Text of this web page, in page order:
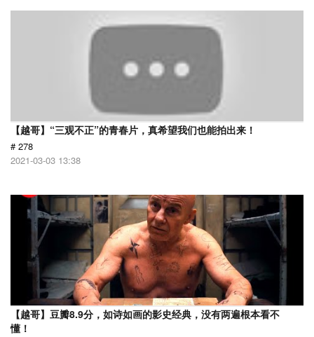
【越哥】“三观不正”的青春片，真希望我们也能拍出来！
# 278
2021-03-03 13:38
【越哥】豆瓣8.9分，如诗如画的影史经典，没有两遍根本看不
懂！